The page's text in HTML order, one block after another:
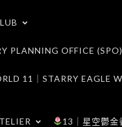
PLANNING OFFICE
11｜STARRY EAGLE
13｜星空鬱金